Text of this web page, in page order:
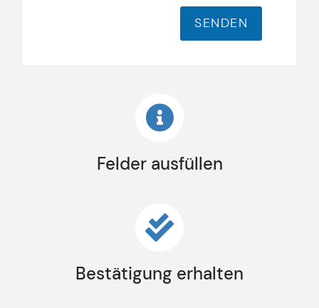
SENDEN
Felder ausfüllen
Bestätigung erhalten